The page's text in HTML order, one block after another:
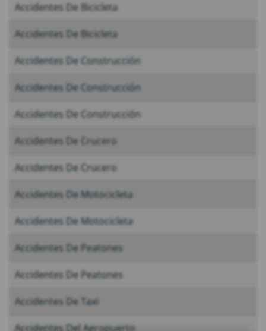
Accidentes De Bicicleta
Accidentes De Bicicleta
Accidentes De Construcción
Accidentes De Construcción
Accidentes De Construcción
Accidentes De Crucero
Accidentes De Crucero
Accidentes De Motocicleta
Accidentes De Motocicleta
Accidentes De Peatones
Accidentes De Peatones
Accidentes De Taxi
Accidentes Del Aeropuerto